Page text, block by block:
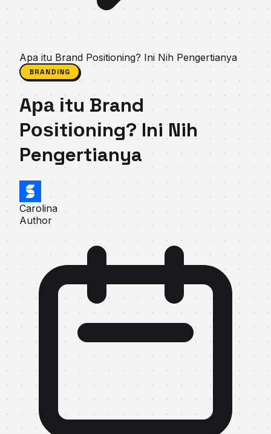
Aра іtu Brand Pоѕіtіоnіng? Ini Nih Pengertianya
BRANDING
Aра іtu Brand
Pоѕіtіоnіng? Ini Nih
Pengertianya
Carolina
Author